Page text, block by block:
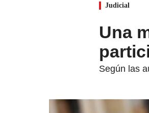
Judicial
Una
Según las